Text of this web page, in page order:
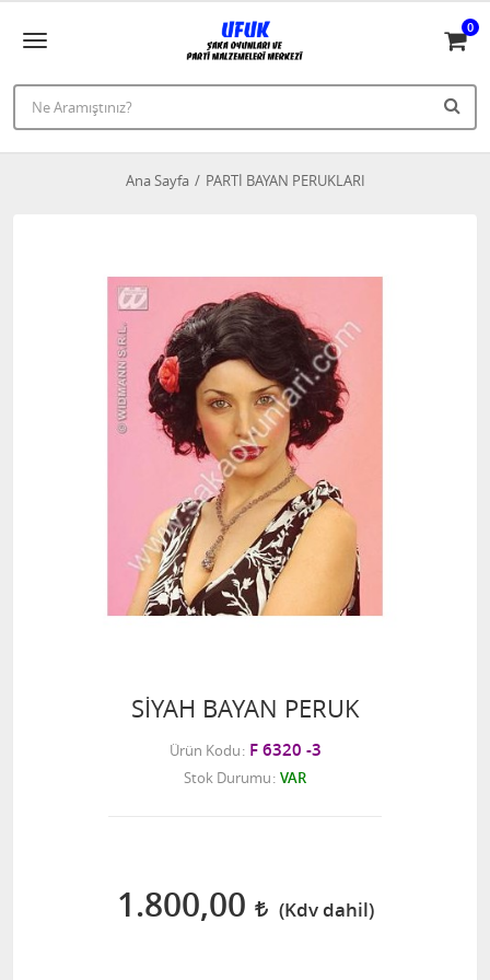
0
Ana Sayfa PARTİ BAYAN PERUKLARI
SİYAH BAYAN PERUK
Ürün Kodu F 6320 -3
Stok Durumu VAR
1.800,00